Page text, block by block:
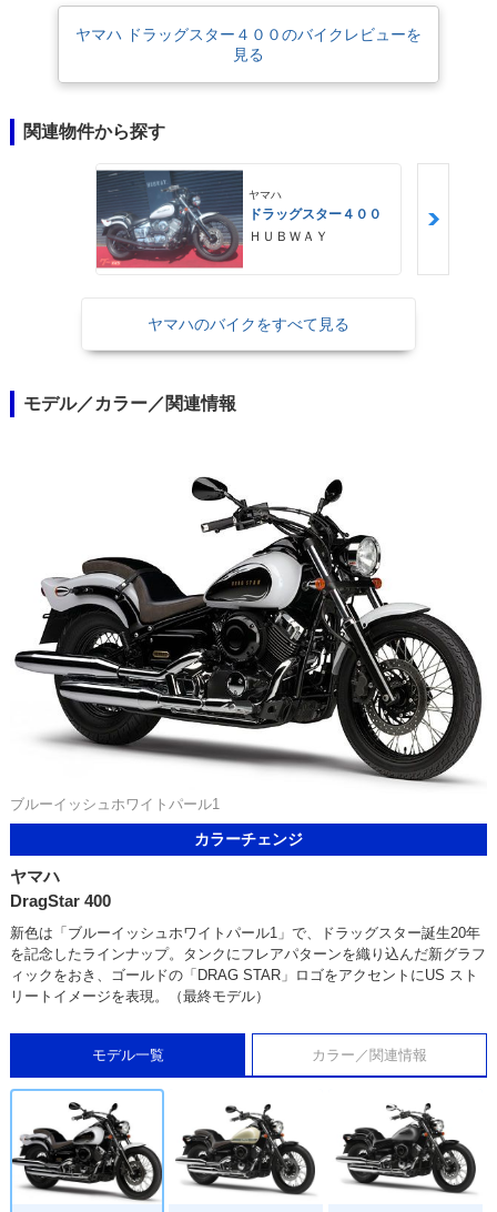
ヤマハ ドラッグスター４００のバイクレビューを
見る
関連物件から探す
ヤマハ
ドラッグスター４００
ＨＵＢＷＡＹ
ヤマハのバイクをすべて見る
モデル／カラー／関連情報
ブルーイッシュホワイトパール1
カラーチェンジ
ヤマハ
DragStar 400
新色は「ブルーイッシュホワイトパール1」で、ドラッグスター誕生20年
を記念したラインナップ。タンクにフレアパターンを織り込んだ新グラフ
ィックをおき、ゴールドの「DRAG STAR」ロゴをアクセントにUS スト
リートイメージを表現。（最終モデル）
モデル一覧 カラー／関連情報